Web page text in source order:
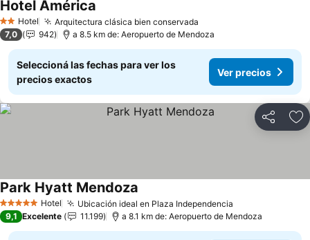
2 Estrellas
Hotel Arquitectura clásica bien conservada
Hotel América
7,0 942 a 8.5 km de: Aeropuerto de Mendoza
Seleccioná las fechas para ver los
precios exactos
Ver precios
Compartir
5 Estrellas Hotel Ubicación ideal en Plaza Independencia
Park Hyatt Mendoza
9,1 Excelente 11.199 a 8.1 km de: Aeropuerto de Mendoza